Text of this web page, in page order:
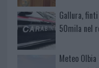
Gallura,
50mila nel
Meteo